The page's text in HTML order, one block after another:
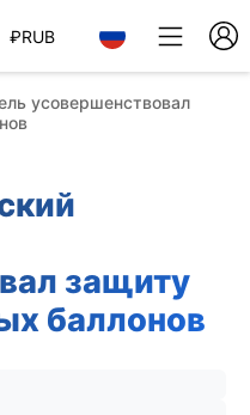
₽RUB
усовершенствовал
защиту
баллонов